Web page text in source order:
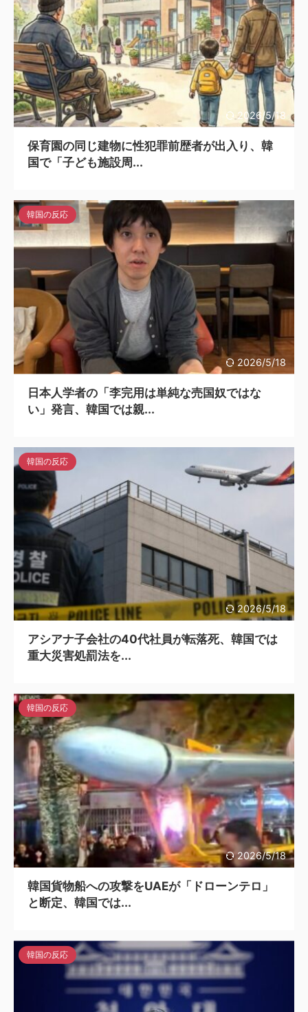
2026/5/18
保育園の同じ建物に性犯罪前歴者が出入り、韓
国で「子ども施設周...
2026/5/18
韓国の反応
日本人学者の「李完用は単純な売国奴ではな
い」発言、韓国では親...
2026/5/18
韓国の反応
アシアナ子会社の40代社員が転落死、韓国では
重大災害処罰法を...
2026/5/18
韓国の反応
韓国貨物船への攻撃をUAEが「ドローンテロ」
と断定、韓国では...
韓国の反応